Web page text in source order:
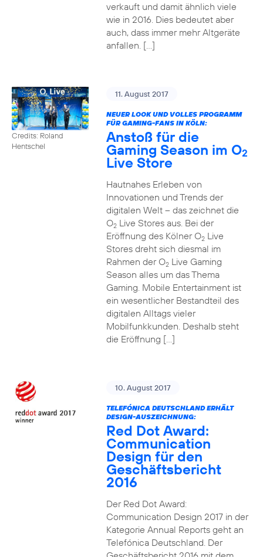
verkauft und damit ähnlich viele
wie in 2016. Dies bedeutet aber
auch, dass immer mehr Altgeräte
anfallen. […]
Credits: Roland
Hentschel
11. August 2017
NEUER LOOK UND VOLLES PROGRAMM
FÜR GAMING-FANS IN KÖLN:
Anstoß für die
Gaming Season im O2
Live Store
Hautnahes Erleben von
Innovationen und Trends der
digitalen Welt – das zeichnet die
O2Live Stores aus. Bei der
Eröffnung des Kölner O2Live
Stores dreht sich diesmal im
Rahmen der O2Live Gaming
Season alles um das Thema
Gaming. Mobile Entertainment ist
ein wesentlicher Bestandteil des
digitalen Alltags vieler
Mobilfunkkunden. Deshalb steht
die Eröffnung […]
10. August 2017
TELEFÓNICA DEUTSCHLAND ERHÄLT
DESIGN-AUSZEICHNUNG:
Red Dot Award:
Communication
Design für den
Geschäftsbericht
2016
Der Red Dot Award:
Communication Design 2017 in der
Kategorie Annual Reports geht an
Telefónica Deutschland. Der